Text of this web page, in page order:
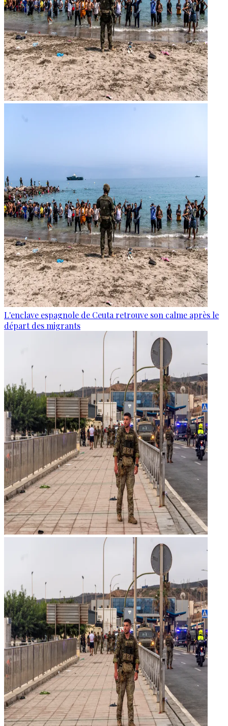
L'enclave espagnole de Ceuta retrouve son calme après le
départ des migrants